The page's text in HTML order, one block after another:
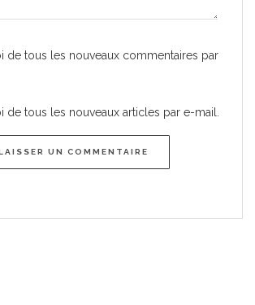
de tous les nouveaux commentaires par
de tous les nouveaux articles par e-mail.
UN COMMENTAIRE